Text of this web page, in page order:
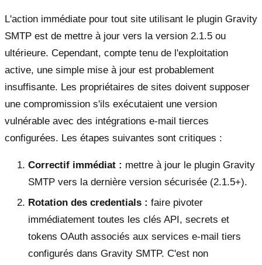
L'action immédiate pour tout site utilisant le plugin Gravity
SMTP est de mettre à jour vers la version 2.1.5 ou
ultérieure. Cependant, compte tenu de l'exploitation
active, une simple mise à jour est probablement
insuffisante. Les propriétaires de sites doivent supposer
une compromission s'ils exécutaient une version
vulnérable avec des intégrations e-mail tierces
configurées. Les étapes suivantes sont critiques :
Correctif immédiat : mettre à jour le plugin Gravity
SMTP vers la dernière version sécurisée (2.1.5+).
Rotation des credentials : faire pivoter
immédiatement toutes les clés API, secrets et
tokens OAuth associés aux services e-mail tiers
configurés dans Gravity SMTP. C'est non